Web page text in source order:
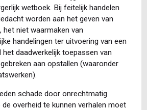
wetboek. Bij feitelijk handelen
worden aan het geven van
het niet waarmaken van
handelingen ter uitvoering van een
daadwerkelijk toepassen van
aan opstallen (waaronder
schade door onrechtmatig
overheid te kunnen verhalen moet